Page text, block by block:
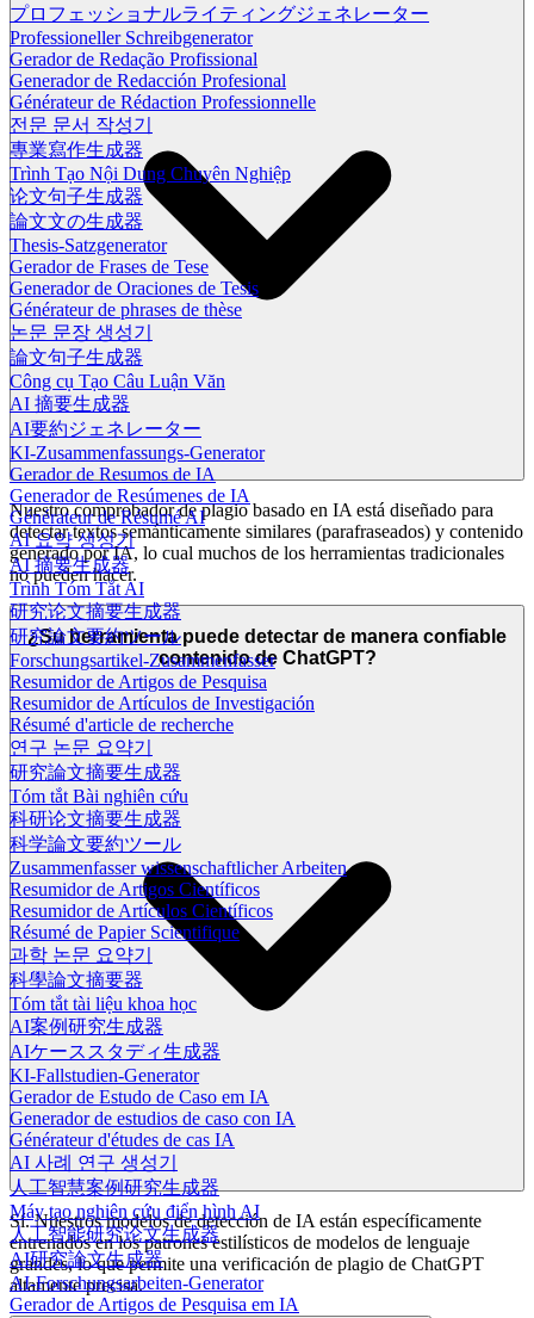
プロフェッショナルライティングジェネレーター
Professioneller Schreibgenerator
Gerador de Redação Profissional
Generador de Redacción Profesional
Générateur de Rédaction Professionnelle
전문 문서 작성기
專業寫作生成器
Trình Tạo Nội Dung Chuyên Nghiệp
论文句子生成器
論文文の生成器
Thesis-Satzgenerator
Gerador de Frases de Tese
Generador de Oraciones de Tesis
Générateur de phrases de thèse
논문 문장 생성기
論文句子生成器
Công cụ Tạo Câu Luận Văn
AI 摘要生成器
AI要約ジェネレーター
KI-Zusammenfassungs-Generator
Gerador de Resumos de IA
Generador de Resúmenes de IA
Générateur de Résumé AI
AI 요약 생성기
AI 摘要生成器
Trình Tóm Tắt AI
研究论文摘要生成器
研究論文要約ツール
Forschungsartikel-Zusammenfasser
Resumidor de Artigos de Pesquisa
Resumidor de Artículos de Investigación
Résumé d'article de recherche
연구 논문 요약기
研究論文摘要生成器
Tóm tắt Bài nghiên cứu
科研论文摘要生成器
科学論文要約ツール
Zusammenfasser wissenschaftlicher Arbeiten
Resumidor de Artigos Científicos
Resumidor de Artículos Científicos
Résumé de Papier Scientifique
과학 논문 요약기
科學論文摘要器
Tóm tắt tài liệu khoa học
AI案例研究生成器
AIケーススタディ生成器
KI-Fallstudien-Generator
Gerador de Estudo de Caso em IA
Generador de estudios de caso con IA
Générateur d'études de cas IA
AI 사례 연구 생성기
人工智慧案例研究生成器
Máy tạo nghiên cứu điển hình AI
人工智能研究论文生成器
AI研究論文生成器
AI-Forschungsarbeiten-Generator
Gerador de Artigos de Pesquisa em IA
Nuestro comprobador de plagio basado en IA está diseñado para
detectar textos semánticamente similares (parafraseados) y contenido
generado por IA, lo cual muchos de los herramientas tradicionales
no pueden hacer.
¿Su herramienta puede detectar de manera confiable
contenido de ChatGPT?
Sí. Nuestros modelos de detección de IA están específicamente
entrenados en los patrones estilísticos de modelos de lenguaje
grandes, lo que permite una verificación de plagio de ChatGPT
altamente precisa.